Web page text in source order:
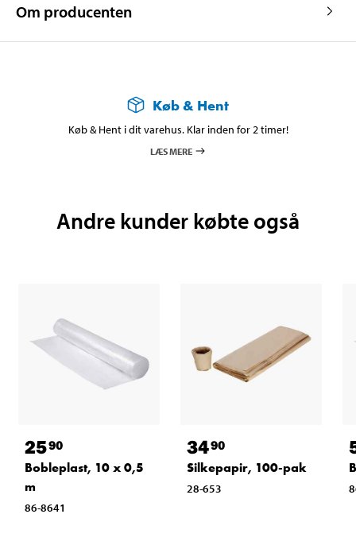
Om producenten
Køb & Hent
Køb & Hent i dit varehus. Klar inden for 2 timer!
LÆS MERE
Andre kunder købte også
2590
Bobleplast, 10 x 0,5
m
86-8641
3490
Silkepapir, 100-pak
28-653